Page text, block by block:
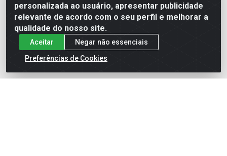
personalizada ao usuário, apresentar publicidade
relevante de acordo com o seu perfil e melhorar a
qualidade do nosso site.
Aceitar
Negar não essenciais
Preferências de Cookies
Baixe nosso APP